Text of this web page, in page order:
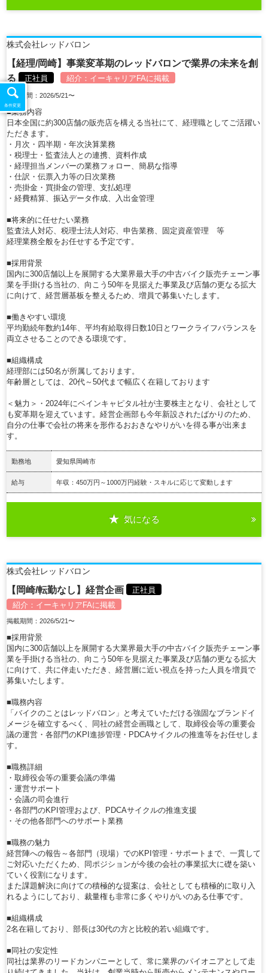
株式会社レッドバロン
【経理/岡崎】事業変革期のレッドバロンで業界の未来を創
る
正社員 紹介： イーキャリアFAに掲載
掲載期間：2026/5/21〜
■業務内容
日本全国に約300店舗の販売店を構える当社にて、経理職としてご活躍い
ただきます。
・月次・四半期・年次決算業務
・税理士・監査法人との連携、資料作成
・経理担当メンバーの業務フォロー、簡易な指導
・仕訳・伝票入力等の日次業務
・売掛金・買掛金の管理、支払処理
・経費精算、振込データ作成、入出金管理
■将来的に任せたい業務
監査法人対応、税理士法人対応、申告業務、固定資産管理 等
経理業務全般をお任せする予定です。
■採用背景
国内に300店舗以上を展開する大業界最大手の中古バイク販売チェーン事
業を手掛ける当社の、向こう50年を見据えた事業及び店舗の更なる拡大
に向けて、経営層基板を整えるため、増員で募集いたします。
■働きやすい環境
平均勤続年数約14年、平均有給取得日数10日とワークライフバランスを
両立させることのできる環境です。
■組織構成
経理部には50名が所属しております。
年齢層としては、20代～50代まで幅広く在籍しております
＜魅力＞・2024年にベインキャピタル社が主要株主となり、会社として
も変革期を迎えています。経営企画部も今年新設されたばかりのため、
自分の仕事で会社の将来を形作るおおきなやりがいを得る事が出来ま
す。
勤務地 愛知県岡崎市
給与 年収：450万円～1000万円経験・スキルに応じて変動します
気になる
株式会社レッドバロン
【岡崎/転勤なし】経営企画
正社員
紹介： イーキャリアFAに掲載
掲載期間：2026/5/21〜
■採用背景
国内に300店舗以上を展開する大業界最大手の中古バイク販売チェーン事
業を手掛ける当社の、向こう50年を見据えた事業及び店舗の更なる拡大
に向けて、共に伴走いただき、経営層に近い視点を持った人員を増員で
募集いたします。
■職務内容
「バイクのことはレッドバロン」と考えていただける強固なブランドイ
メージを確立するべく、同社の経営企画職として、取締役会等の重要会
議の運営・各部門のKPI進捗管理・PDCAサイクルの推進等をお任せしま
す。
■職務詳細
・取締役会等の重要会議の準備
・運営サポート
・会議の司会進行
・各部門のKPI管理および、PDCAサイクルの推進支援
・その他各部門へのサポート業務
■職務の魅力
経営陣への報告～各部門（現場）でのKPI管理・サポートまで、一貫して
ご対応いただくため、同ポジションが今後の会社の事業拡大に礎を築い
ていく役割になります。
また課題解決に向けての積極的な提案は、会社としても積極的に取り入
れるようにしており、裁量権も非常に多くやりがいのある仕事です。
■組織構成
2名在籍しており、部長は30代の方と比較的若い組織です。
■同社の安定性
同社は業界のリードカンパニーとして、常に業界のパイオニアとして走
条件変更